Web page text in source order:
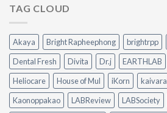
5
คราบ
น้ำมัน
แบบ
ไม่
ต้อง
ออกแรง
ขัด
Spray
Diffuser
ต่าง
กัน
อย่างไร?
ใช้
อะไร
ดี
ให้
TAG CLOUD
Akaya Bright Rapheephong brightrpp
Dental Fresh
Divita Dr.j EARTHLAB
Heliocare
House of Mul iKorn kaivara
Kaonoppakao
LABReview LABSociety